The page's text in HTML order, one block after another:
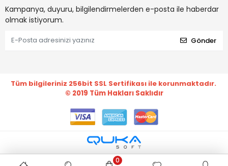
Kampanya, duyuru, bilgilendirmelerden e-posta ile haberdar
olmak istiyorum.
Gönder
Tüm bilgileriniz 256bit SSL Sertifikası ile korunmaktadır.
© 2019 Tüm Hakları Saklıdır
0